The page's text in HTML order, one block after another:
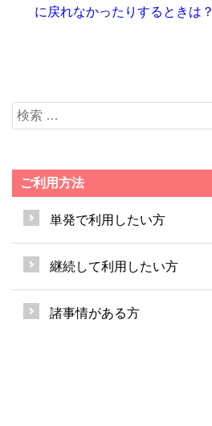
に戻れなかったりするときは？
ご利用方法
単発で利用したい方
継続して利用したい方
諸事情がある方